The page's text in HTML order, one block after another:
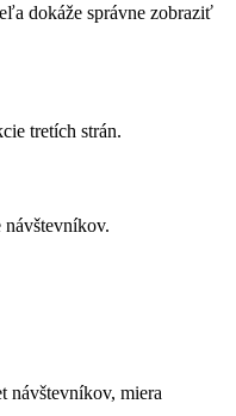
dokáže správne zobraziť
tretích strán.
návštevníkov, miera